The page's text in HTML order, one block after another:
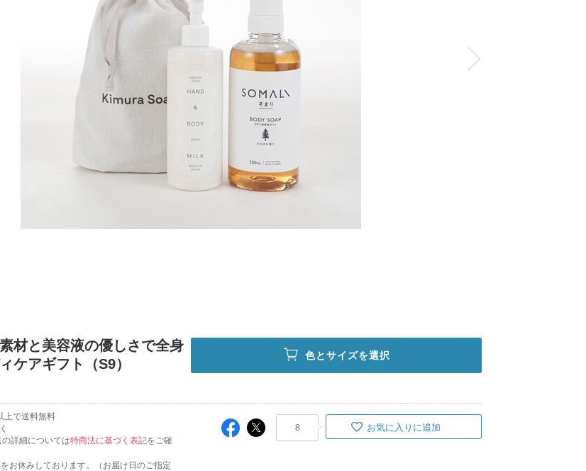
材と美容液の優しさで全身
ケアギフト（S9）
色とサイズを選択
上で送料無料
詳細については特商法に基づく表記をご確
お休みしております。（お届け日のご指定
8 お気に入りに追加